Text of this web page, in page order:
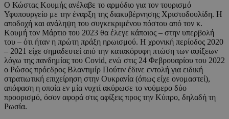
Ο Κώστας Κουμής ανέλαβε το αρμόδιο για τον τουρισμό
Υφυπουργείο με την έναρξη της διακυβέρνησης Χριστοδουλίδη. Η
αποδοχή και ανάληψη του συγκεκριμένου πόστου από τον κ.
Κουμή τον Μάρτιο του 2023 θα έλεγε κάποιος – στην υπερβολή
του – ότι ήταν η πρώτη πράξη ηρωισμού. Η χρονική περίοδος 2020
– 2021 είχε σημαδευτεί από την κατακόρυφη πτώση των αφίξεων
λόγω της πανδημίας του Covid, ενώ στις 24 Φεβρουαρίου του 2022
ο Ρώσος πρόεδρος Βλαντιμίρ Πούτιν έδινε εντολή για ειδική
στρατιωτική επιχείρηση στην Ουκρανία (όπως είχε ονομαστεί),
απόφαση η οποία εν μία νυχτί ακύρωσε το νούμερο δύο
προορισμό, όσον αφορά στις αφίξεις προς την Κύπρο, δηλαδή τη
Ρωσία.